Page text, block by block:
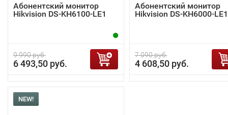
Абонентский монитор
Hikvision DS-KH6100-LE1
9 990 руб.
6 493,50 руб.
Абонентский монитор
Hikvision DS-KH6000-LE1
7 090 руб.
4 608,50 руб.
NEW!